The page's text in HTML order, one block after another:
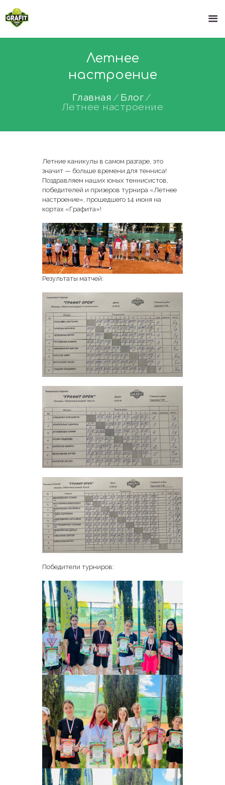
Летнее
настроение
Главная
Блог
Летнее настроение
Летние каникулы в самом разгаре, это
значит — больше времени для тенниса!
Поздравляем наших юных теннисистов,
победителей и призеров турнира «Летнее
настроение», прошедшего 14 июня на
кортах «Графита»!
Результаты матчей:
Победители турниров: